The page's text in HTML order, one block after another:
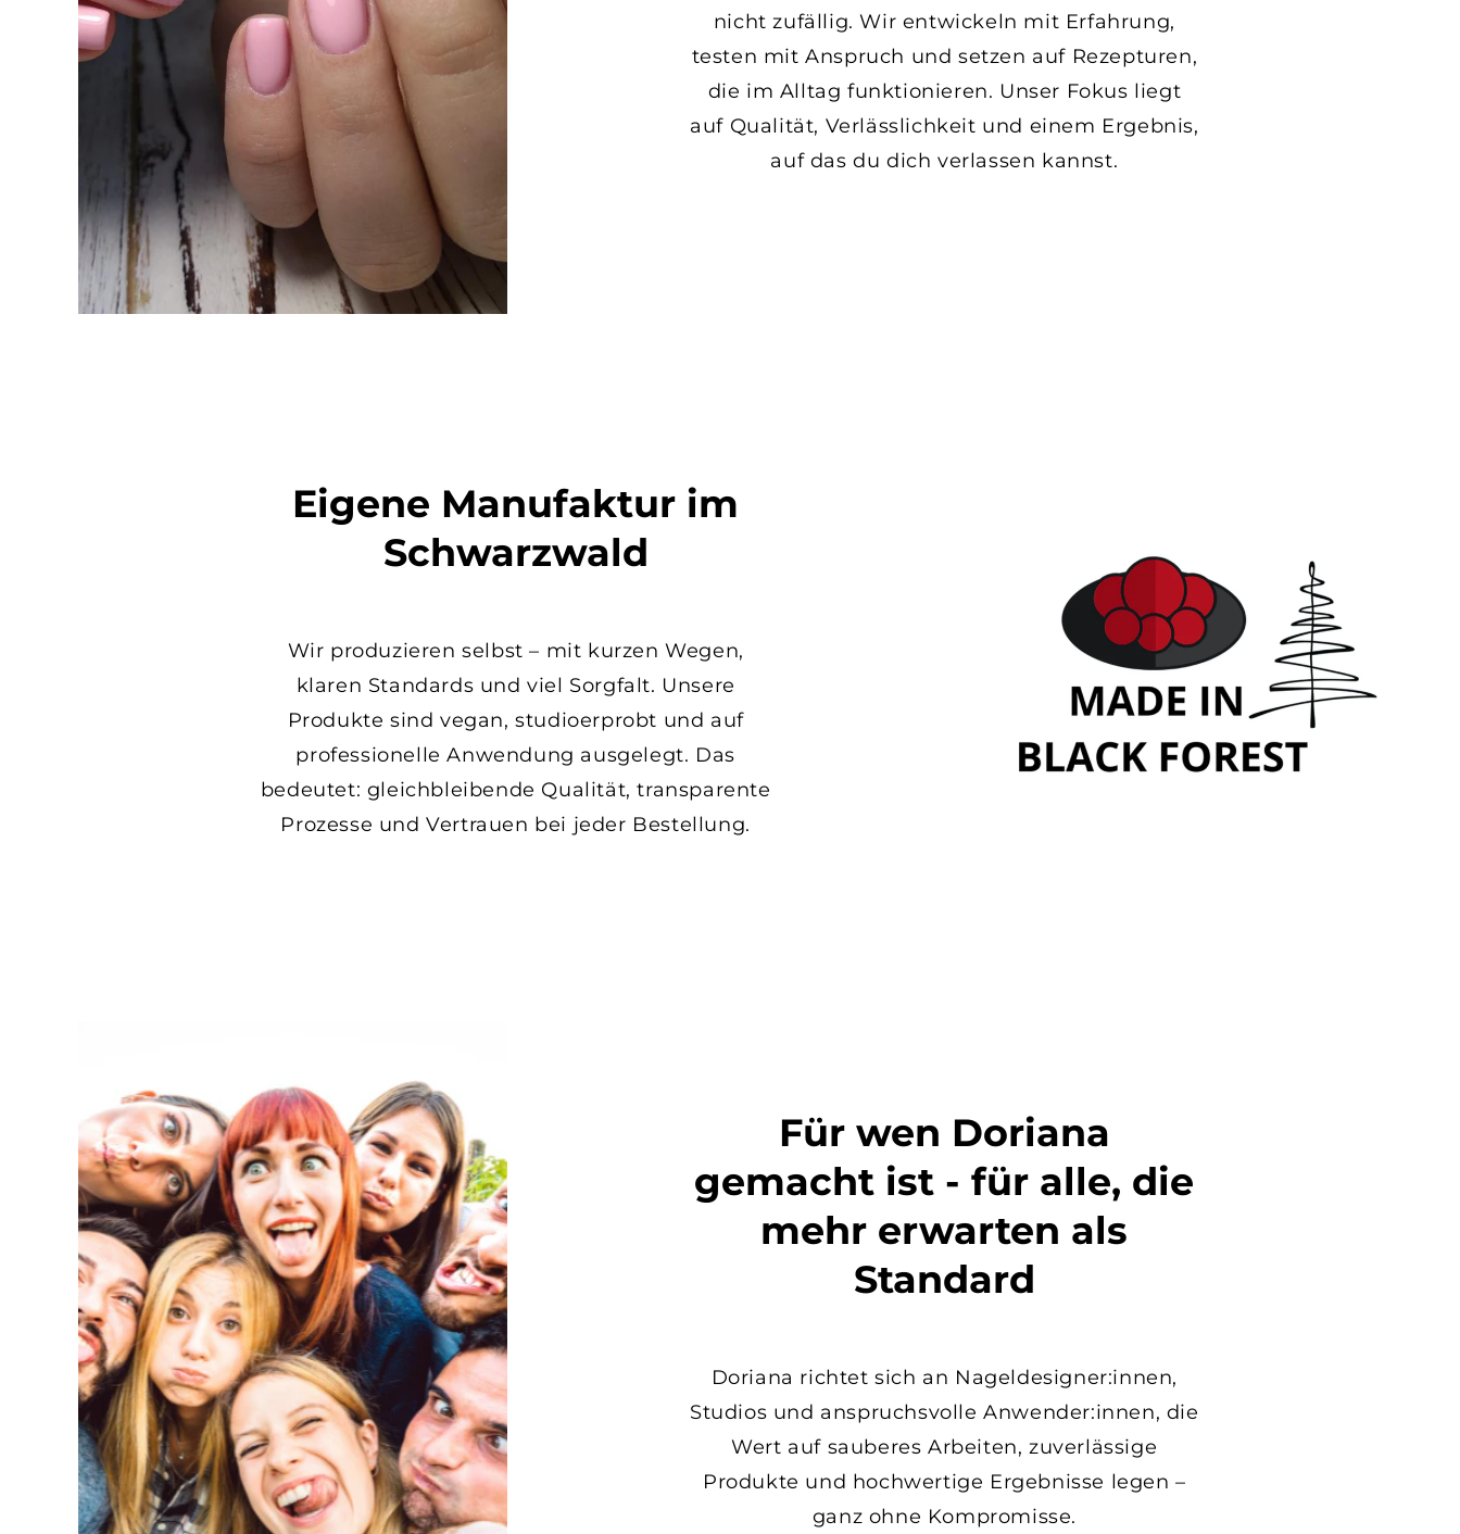
nicht zufällig. Wir entwickeln mit Erfahrung,
testen mit Anspruch und setzen auf Rezepturen,
die im Alltag funktionieren. Unser Fokus liegt
auf Qualität, Verlässlichkeit und einem Ergebnis,
auf das du dich verlassen kannst.
Eigene Manufaktur im
Schwarzwald
Wir produzieren selbst – mit kurzen Wegen,
klaren Standards und viel Sorgfalt. Unsere
Produkte sind vegan, studioerprobt und auf
professionelle Anwendung ausgelegt. Das
bedeutet: gleichbleibende Qualität, transparente
Prozesse und Vertrauen bei jeder Bestellung.
Für wen Doriana
gemacht ist - für alle, die
mehr erwarten als
Standard
Doriana richtet sich an Nageldesigner:innen,
Studios und anspruchsvolle Anwender:innen, die
Wert auf sauberes Arbeiten, zuverlässige
Produkte und hochwertige Ergebnisse legen –
ganz ohne Kompromisse.